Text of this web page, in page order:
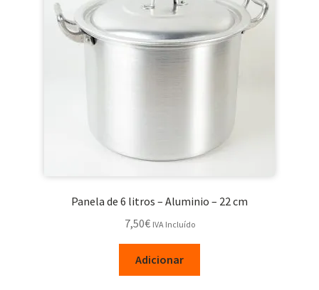
Panela de 6 litros – Aluminio – 22 cm
7,50€ IVA Incluído
Adicionar